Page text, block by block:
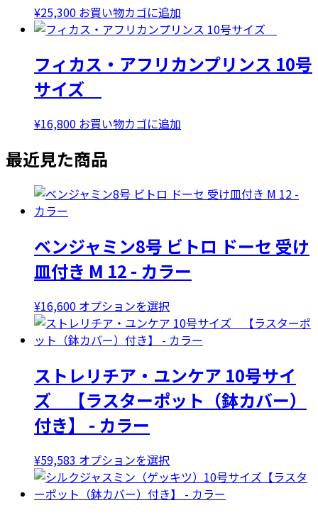
¥25,300 お買い物カゴに追加
フィカス・アフリカンプリンス 10号
サイズ
¥16,800 お買い物カゴに追加
最近見た商品
ベンジャミン8号 ビトロ ドーセ 受け
皿付き M 12 - カラー
¥16,600 オプションを選択
の
商
に
は
複
リ
エ
ストレリチア・ユンケア 10号サイ
ズ 【ラスターポット（鉢カバー）
付き】 - カラー
¥59,583 オプションを選択
の
商